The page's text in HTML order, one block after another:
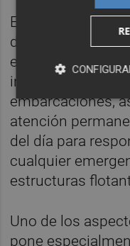
El pliego también
disponga de
este tipo de
ingenieros, buzos
embarcaciones,
atención
del día para
cualquier
estructuras
Uno de los
pone